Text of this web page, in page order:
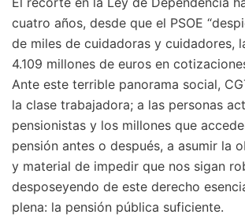
cuatro años, desde que el PSOE
de miles de cuidadoras y cuidadores,
4.109 millones de euros en
Ante este terrible panorama social,
la clase trabajadora; a las personas
pensionistas y los millones que
pensión antes o después, a asumir la
y material de impedir que nos sigan
desposeyendo de este derecho
plena: la pensión pública suficiente.